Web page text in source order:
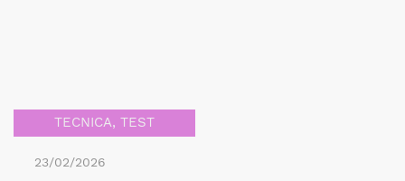
TECNICA, TEST
23/02/2026